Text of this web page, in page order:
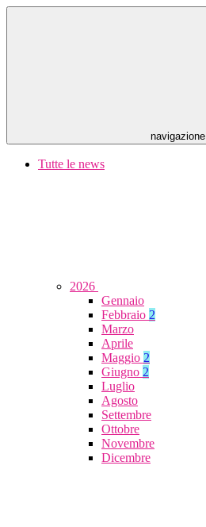
navigazione
Tutte le news
2026
Gennaio
Febbraio 2
Marzo
Aprile
Maggio 2
Giugno 2
Luglio
Agosto
Settembre
Ottobre
Novembre
Dicembre